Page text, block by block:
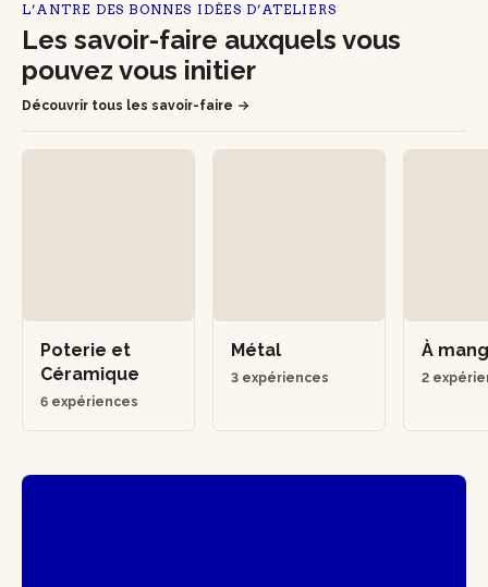
L’ANTRE DES BONNES IDÉES D’ATELIERS
Les savoir-faire auxquels vous
pouvez vous initier
Découvrir tous les savoir-faire
Poterie et
Céramique
6 expériences
Métal
3 expériences
À
2